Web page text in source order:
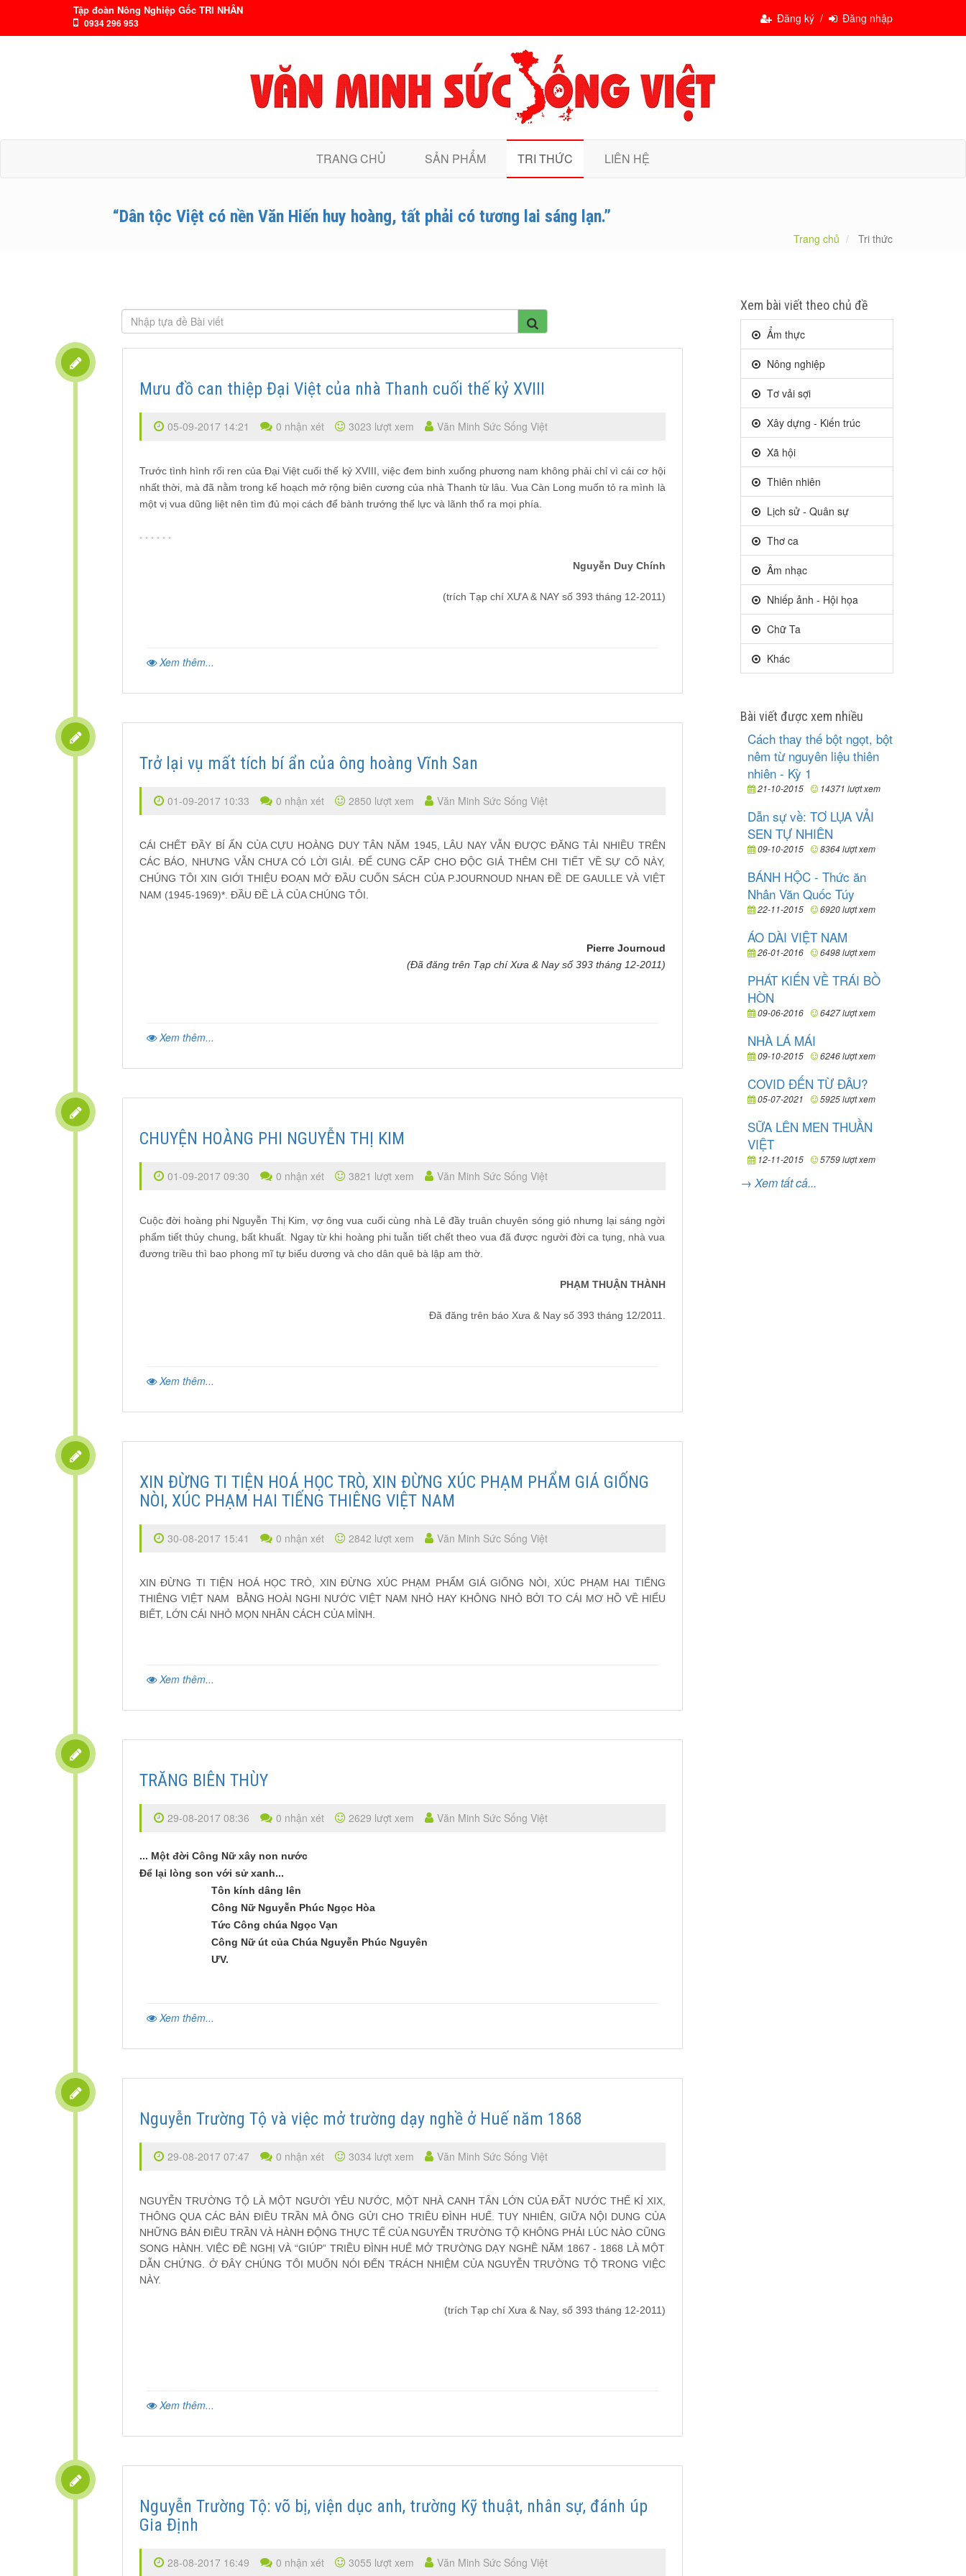
Tập đoàn Nông Nghiệp Gốc TRI NHÂN
0934 296 953 Đăng ký / Đăng nhập
TRANG CHỦ SẢN PHẨM TRI THỨC LIÊN HỆ
“Dân tộc Việt có nền Văn Hiến huy hoàng, tất phải có tương lai sáng lạn.”
Trang chủ Tri thức
Mưu đồ can thiệp Đại Việt của nhà Thanh cuối thế kỷ XVIII
05-09-2017 14:21 0 nhận xét 3023 lượt xem Văn Minh Sức Sống Việt
Trước tình hình rối ren của Đại Việt cuối thế kỷ XVIII, việc đem binh xuống phương nam không phải chỉ vì cái cơ hội
nhất thời, mà đã nằm trong kế hoạch mở rộng biên cương của nhà Thanh từ lâu. Vua Càn Long muốn tỏ ra mình là
một vị vua dũng liệt nên tìm đủ mọi cách để bành trướng thế lực và lãnh thổ ra mọi phía.
Nguyễn Duy Chính
(trích Tạp chí XƯA & NAY số 393 tháng 12-2011)
Xem thêm...
Trở lại vụ mất tích bí ẩn của ông hoàng Vĩnh San
01-09-2017 10:33 0 nhận xét 2850 lượt xem Văn Minh Sức Sống Việt
CÁI CHẾT ĐẦY BÍ ẨN CỦA CỰU HOÀNG DUY TÂN NĂM 1945, LÂU NAY VẪN ĐƯỢC ĐĂNG TẢI NHIỀU TRÊN
CÁC BÁO, NHƯNG VẪN CHƯA CÓ LỜI GIẢI. ĐỂ CUNG CẤP CHO ĐỘC GIẢ THÊM CHI TIẾT VỀ SỰ CỐ NÀY,
CHÚNG TÔI XIN GIỚI THIỆU ĐOẠN MỞ ĐẦU CUỐN SÁCH CỦA P.JOURNOUD NHAN ĐỀ DE GAULLE VÀ VIỆT
NAM (1945-1969)*. ĐẦU ĐỀ LÀ CỦA CHÚNG TÔI.
Pierre Journoud
(Đã đăng trên Tạp chí Xưa & Nay số 393 tháng 12-2011)
Xem thêm...
CHUYỆN HOÀNG PHI NGUYỄN THỊ KIM
01-09-2017 09:30 0 nhận xét 3821 lượt xem Văn Minh Sức Sống Việt
Cuộc đời hoàng phi Nguyễn Thị Kim, vợ ông vua cuối cùng nhà Lê đầy truân chuyên sóng gió nhưng lại sáng ngời
phẩm tiết thủy chung, bất khuất. Ngay từ khi hoàng phi tuẫn tiết chết theo vua đã được người đời ca tụng, nhà vua
đương triều thì bao phong mĩ tự biểu dương và cho dân quê bà lập am thờ.
PHẠM THUẬN THÀNH
Đã đăng trên báo Xưa & Nay số 393 tháng 12/2011.
Xem thêm...
XIN ĐỪNG TI TIỆN HOÁ HỌC TRÒ, XIN ĐỪNG XÚC PHẠM PHẨM GIÁ GIỐNG
NÒI, XÚC PHẠM HAI TIẾNG THIÊNG VIỆT NAM
30-08-2017 15:41 0 nhận xét 2842 lượt xem Văn Minh Sức Sống Việt
XIN ĐỪNG TI TIỆN HOÁ HỌC TRÒ, XIN ĐỪNG XÚC PHẠM PHẨM GIÁ GIỐNG NÒI, XÚC PHẠM HAI TIẾNG
THIÊNG VIỆT NAM BẰNG HOÀI NGHI NƯỚC VIỆT NAM NHỎ HAY KHÔNG NHỎ BỞI TO CÁI MƠ HỒ VỀ HIỂU
BIẾT, LỚN CÁI NHỎ MỌN NHÂN CÁCH CỦA MÌNH.
Xem thêm...
TRĂNG BIÊN THÙY
29-08-2017 08:36 0 nhận xét 2629 lượt xem Văn Minh Sức Sống Việt
... Một đời Công Nữ xây non nước
Để lại lòng son với sử xanh...
Tôn kính dâng lên
Công Nữ Nguyễn Phúc Ngọc Hòa
Tức Công chúa Ngọc Vạn
Công Nữ út của Chúa Nguyễn Phúc Nguyên
ƯV.
Xem thêm...
Nguyễn Trường Tộ và việc mở trường dạy nghề ở Huế năm 1868
29-08-2017 07:47 0 nhận xét 3034 lượt xem Văn Minh Sức Sống Việt
NGUYỄN TRƯỜNG TỘ LÀ MỘT NGƯỜI YÊU NƯỚC, MỘT NHÀ CANH TÂN LỚN CỦA ĐẤT NƯỚC THẾ KỈ XIX,
THÔNG QUA CÁC BẢN ĐIỀU TRẦN MÀ ÔNG GỬI CHO TRIỀU ĐÌNH HUẾ. TUY NHIÊN, GIỮA NỘI DUNG CỦA
NHỮNG BẢN ĐIỀU TRẦN VÀ HÀNH ĐỘNG THỰC TẾ CỦA NGUYỄN TRƯỜNG TỘ KHÔNG PHẢI LÚC NÀO CŨNG
SONG HÀNH. VIỆC ĐỀ NGHỊ VÀ “GIÚP” TRIỀU ĐÌNH HUẾ MỞ TRƯỜNG DẠY NGHỀ NĂM 1867 - 1868 LÀ MỘT
DẪN CHỨNG. Ở ĐÂY CHÚNG TÔI MUỐN NÓI ĐẾN TRÁCH NHIỆM CỦA NGUYỄN TRƯỜNG TỘ TRONG VIỆC
NÀY.
(trích Tạp chí Xưa & Nay, số 393 tháng 12-2011)
Xem thêm...
Nguyễn Trường Tộ: võ bị, viện dục anh, trường Kỹ thuật, nhân sự, đánh úp
Gia Định
28-08-2017 16:49 0 nhận xét 3055 lượt xem Văn Minh Sức Sống Việt
Xem bài viết theo chủ đề
Ẩm thực
Nông nghiệp
Tơ vải sợi
Xây dựng - Kiến trúc
Xã hội
Thiên nhiên
Lịch sử - Quân sự
Thơ ca
Âm nhạc
Nhiếp ảnh - Hội họa
Chữ Ta
Khác
Bài viết được xem nhiều
Cách thay thế bột ngọt, bột
nêm từ nguyên liệu thiên
nhiên - Kỳ 1
21-10-2015 14371 lượt xem
Dẫn sự về: TƠ LỤA VẢI
SEN TỰ NHIÊN
09-10-2015 8364 lượt xem
BÁNH HỘC - Thức ăn
Nhân Văn Quốc Túy
22-11-2015 6920 lượt xem
ÁO DÀI VIỆT NAM
26-01-2016 6498 lượt xem
PHÁT KIẾN VỀ TRÁI BỒ
HÒN
09-06-2016 6427 lượt xem
NHÀ LÁ MÁI
09-10-2015 6246 lượt xem
COVID ĐẾN TỪ ĐÂU?
05-07-2021 5925 lượt xem
SỮA LÊN MEN THUẦN
VIỆT
12-11-2015 5759 lượt xem
→ Xem tất cả...